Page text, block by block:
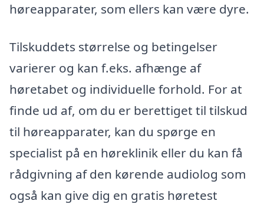
høreapparater, som ellers kan være dyre.
Tilskuddets størrelse og betingelser
varierer og kan f.eks. afhænge af
høretabet og individuelle forhold. For at
finde ud af, om du er berettiget til tilskud
til høreapparater, kan du spørge en
specialist på en høreklinik eller du kan få
rådgivning af den kørende audiolog som
også kan give dig en gratis høretest